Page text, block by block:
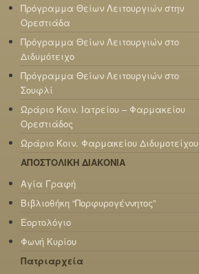
Πρόγραμμα Θείων Λειτουργιών στην
Ορεστιάδα
Πρόγραμμα Θείων Λειτουργιών στο
Διδυμότειχο
Πρόγραμμα Θείων Λειτουργιών στο
Σουφλί
Ωράριο Κοιν. Ιατρείου – Φαρμακείου
Ορεστιάδος
Ωράριο Κοιν. Φαρμακείου Διδυμοτείχου
ΑΠΟΣΤΟΛΙΚΗ ΔΙΑΚΟΝΙΑ
Αγία Γραφή
Βιβλιοθήκη “Πορφυρογέννητος”
Εορτολόγιο
Φωνή Κυρίου
Πατριαρχεία